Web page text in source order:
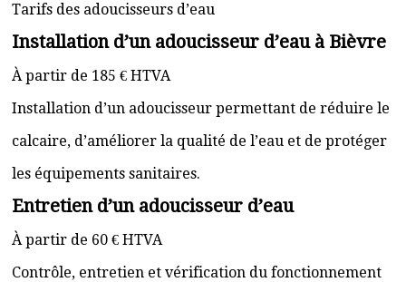
Tarifs des adoucisseurs d’eau
Installation d’un adoucisseur d’eau à Bièvre
À partir de 185 € HTVA
Installation d’un adoucisseur permettant de réduire le
calcaire, d’améliorer la qualité de l’eau et de protéger
les équipements sanitaires.
Entretien d’un adoucisseur d’eau
À partir de 60 € HTVA
Contrôle, entretien et vérification du fonctionnement